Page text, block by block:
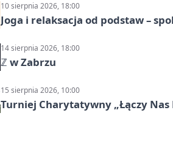
10 sierpnia 2026, 18:00
Joga i relaksacja od podstaw –
14 sierpnia 2026, 18:00
ℤ w Zabrzu
15 sierpnia 2026, 10:00
Turniej Charytatywny „Łączy Nas